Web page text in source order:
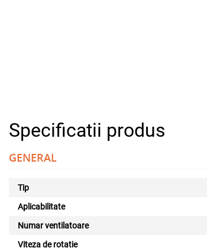
Specificatii produs
GENERAL
Tip
Aplicabilitate
Numar ventilatoare
Viteza de rotatie